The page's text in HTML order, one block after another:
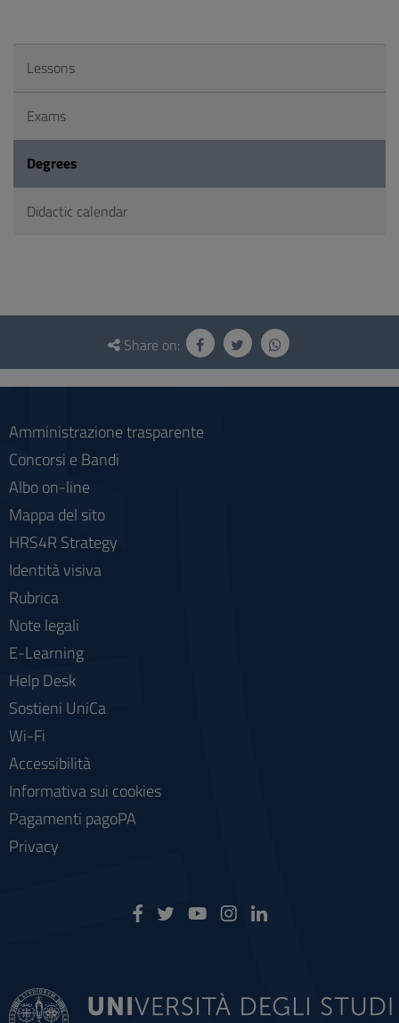
Lessons
Exams
Degrees
Didactic calendar
Questionnaire
social
Share on:
Amministrazione trasparente
Concorsi e Bandi
Albo on-line
Mappa del sito
HRS4R Strategy
Identità visiva
Rubrica
Note legali
E-Learning
Help Desk
Sostieni UniCa
Wi-Fi
Accessibilità
Informativa sui cookies
Pagamenti pagoPA
Privacy